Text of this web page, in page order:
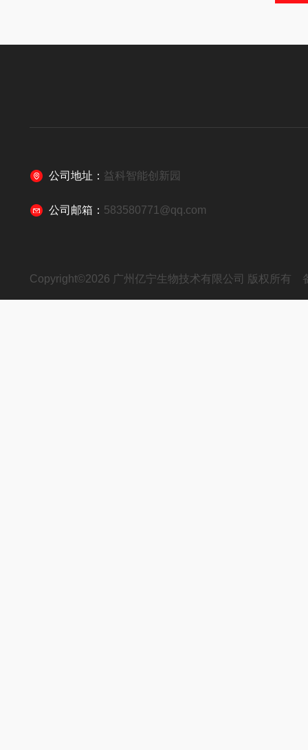
公司地址： 益科智能创新园
公司邮箱： 583580771@qq.com
Copyright©2026 广州亿宁生物技术有限公司 版权所有